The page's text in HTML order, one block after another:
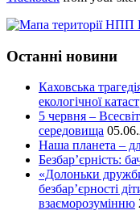
Останні новини
Каховська
екологічної
5 червня –
середовища
Наша планета –
Безбар’єрність:
«Долоньки
безбар’єрності
взаєморозумінню